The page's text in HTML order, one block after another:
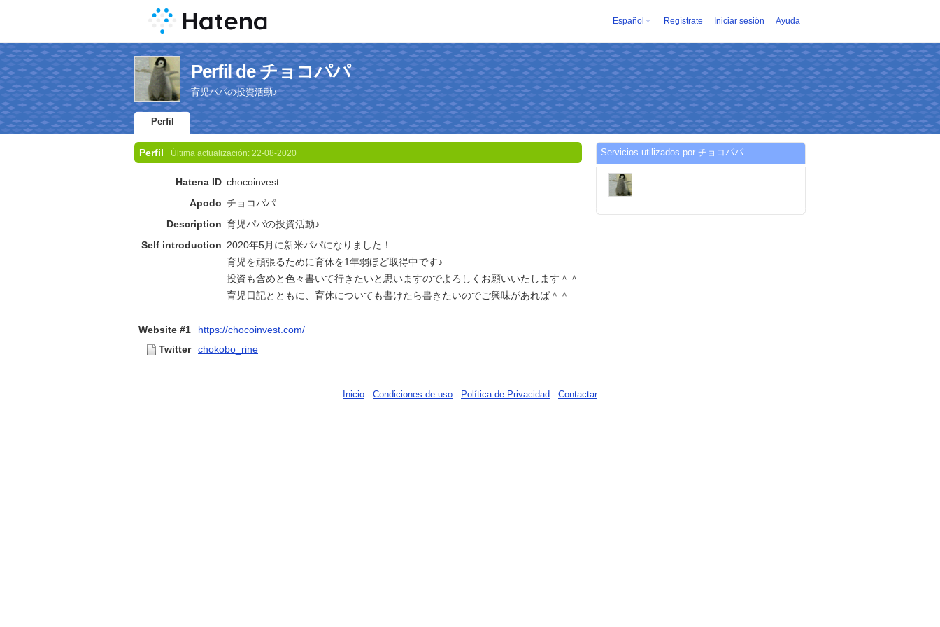
Español Regístrate Iniciar sesión Ayuda
Perfil de チョコパパ
育児パパの投資活動♪
Perfil
Perfil Última actualización: 22-08-2020
Hatena ID chocoinvest
Apodo チョコパパ
Description 育児パパの投資活動♪
Self introduction 2020年5月に新米パパになりました！
育児を頑張るために育休を1年弱ほど取得中です♪
投資も含めと色々書いて行きたいと思いますのでよろしくお願いいたします＾＾
育児日記とともに、育休についても書けたら書きたいのでご興味があれば＾＾
Website #1
https://chocoinvest.com/
Twitter
chokobo_rine
Servicios utilizados por チョコパパ
Inicio - Condiciones de uso - Política de Privacidad - Contactar